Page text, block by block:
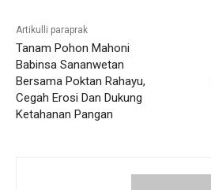
Artikulli paraprak
Tanam Pohon Mahoni
Babinsa Sananwetan
Bersama Poktan Rahayu,
Cegah Erosi Dan Dukung
Ketahanan Pangan